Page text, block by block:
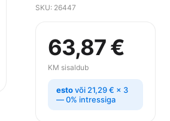
SKU: 26447
63,87€
KM sisaldub
estovõi 21,29€ × 3
— 0% intressiga